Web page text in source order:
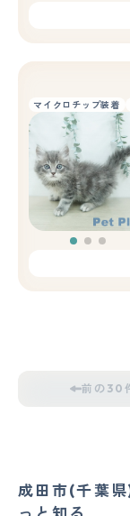
マイクロチップ装着
前の30
成田市(千葉